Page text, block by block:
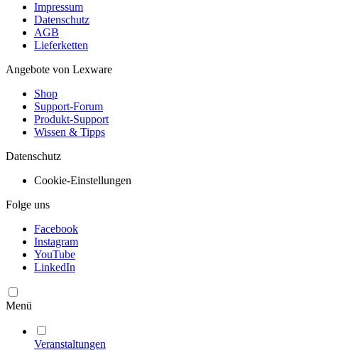
Impressum
Datenschutz
AGB
Lieferketten
Angebote von Lexware
Shop
Support-Forum
Produkt-Support
Wissen & Tipps
Datenschutz
Cookie-Einstellungen
Folge uns
Facebook
Instagram
YouTube
LinkedIn
Menü
Veranstaltungen